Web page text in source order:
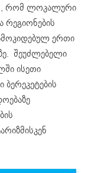
რომ ლოკალური
რეგიონების
ერთი
შეუძლებელი
ისეთი